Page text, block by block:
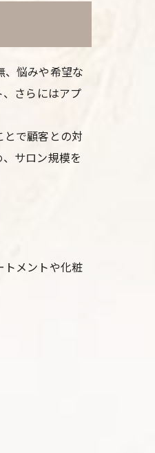
、悩みや希望な
さらにはアプ
で顧客との対
サロン規模を
トメントや化粧